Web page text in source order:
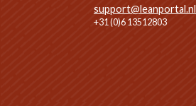
support@leanportal.nl
+31 (0)6 13512803